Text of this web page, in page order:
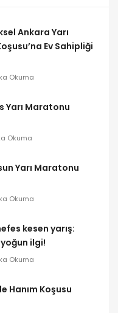
Ankara Yarı
Ev Sahipliği
Okuma
Yarı Maratonu
Okuma
Yarı Maratonu
Okuma
kesen yarış:
ilgi!
Okuma
Hanım Koşusu